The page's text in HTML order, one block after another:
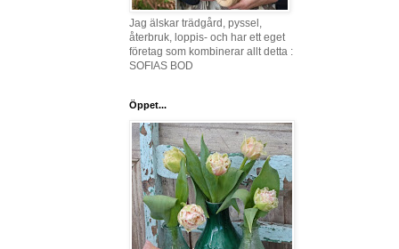
Jag älskar trädgård, pyssel,
återbruk, loppis- och har ett eget
företag som kombinerar allt detta :
SOFIAS BOD
Öppet...